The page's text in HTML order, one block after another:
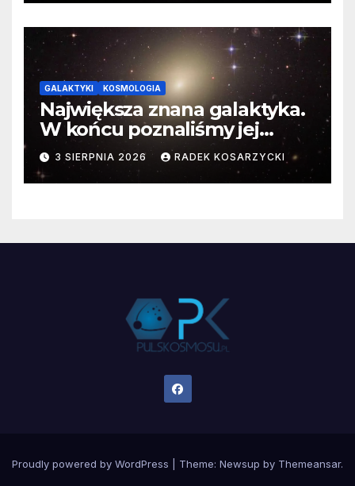
GALAKTYKI KOSMOLOGIA
Największa znana galaktyka.
W końcu poznaliśmy jej
faktyczne wymiary
3 SIERPNIA 2026 RADEK KOSARZYCKI
Proudly powered by WordPress Theme: Newsup by Themeansar.